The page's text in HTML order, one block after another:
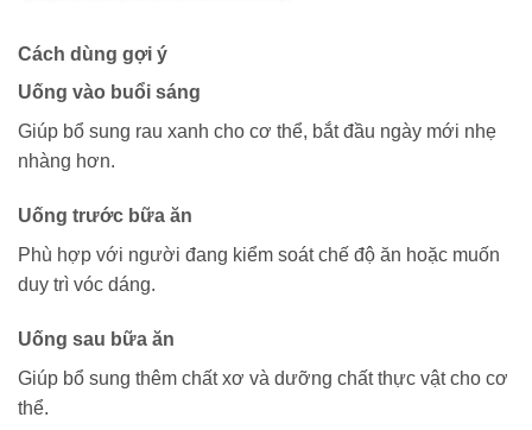
Cách dùng gợi ý
Uống vào buổi sáng
Giúp bổ sung rau xanh cho cơ thể, bắt đầu ngày mới nhẹ
nhàng hơn.
Uống trước bữa ăn
Phù hợp với người đang kiểm soát chế độ ăn hoặc muốn
duy trì vóc dáng.
Uống sau bữa ăn
Giúp bổ sung thêm chất xơ và dưỡng chất thực vật cho cơ
thể.